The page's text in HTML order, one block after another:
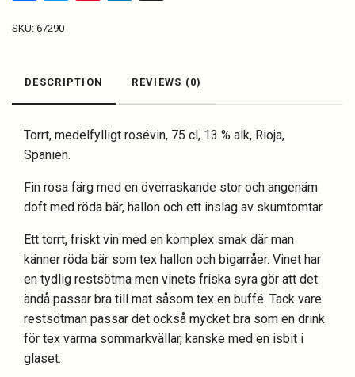
SKU: 67290
DESCRIPTION REVIEWS (0)
Torrt, medelfylligt rosévin, 75 cl, 13 % alk, Rioja,
Spanien.
Fin rosa färg med en överraskande stor och angenäm
doft med röda bär, hallon och ett inslag av skumtomtar.
Ett torrt, friskt vin med en komplex smak där man
känner röda bär som tex hallon och bigarråer. Vinet har
en tydlig restsötma men vinets friska syra gör att det
ändå passar bra till mat såsom tex en buffé. Tack vare
restsötman passar det också mycket bra som en drink
för tex varma sommarkvällar, kanske med en isbit i
glaset.